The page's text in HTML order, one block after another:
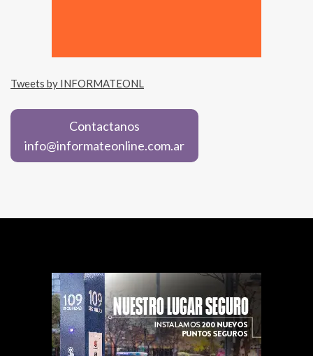
Tweets by INFORMATEONL
Contactanos
info@informateonline.com.ar